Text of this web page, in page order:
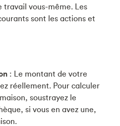
travail vous-même. Les
sont les actions et
: Le montant de votre
réellement. Pour calculer
soustrayez le
si vous en avez une,